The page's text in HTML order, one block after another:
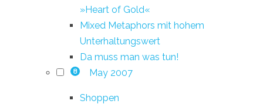
»Heart of Gold«
Mixed Metaphors mit hohem
Unterhaltungswert
Da muss man was tun!
8 May 2007
Shoppen